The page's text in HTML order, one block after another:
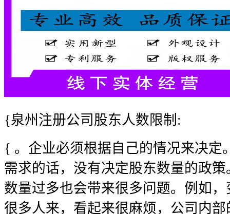
{泉州注册公司股东人数限制:
{ 。企业必须根据自己的情况来决定
需求的话，没有决定股东数量的政
数量过多也会带来很多问题。例如
很多人来，看起来很麻烦，公司内